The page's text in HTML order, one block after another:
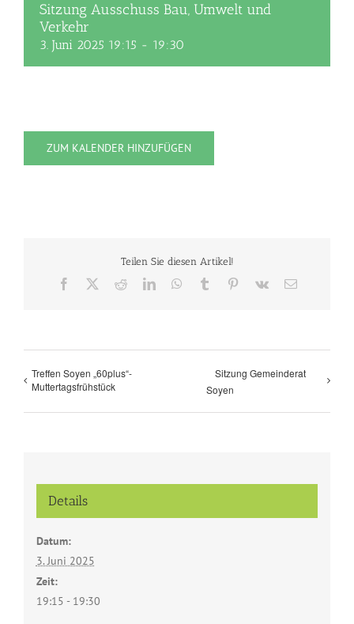
Sitzung Ausschuss Bau, Umwelt und
Verkehr
3. Juni 2025 19:15 - 19:30
ZUM KALENDER HINZUFÜGEN
Teilen Sie diesen Artikel!
Facebook RedditLinkedInWhatsApp
Tumblr Pinterest
Vk
E-
Treffen Soyen „60plus“-
Muttertagsfrühstück
Sitzung Gemeinderat
Soyen
Details
Datum:
3. Juni 2025
Zeit:
19:15 - 19:30